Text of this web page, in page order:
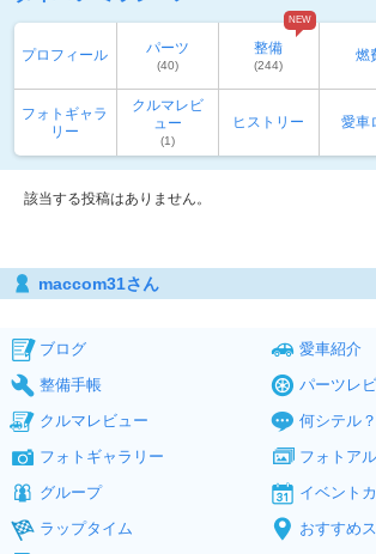
プロフィール パーツ
(40)
整備
(244)
NEW
燃
フォトギャラ
リー
クルマレビ
ュー
(1)
ヒストリー 愛車
該当する投稿はありません。
maccom31さん
ブログ
愛車紹介
整備手帳
パーツレ
クルマレビュー
何シテル？
フォトギャラリー
フォトア
グループ
イベント
ラップタイム
おすすめ